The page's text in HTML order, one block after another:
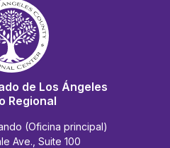
de Los Ángeles
Regional
(Oficina principal)
Ave., Suite 100